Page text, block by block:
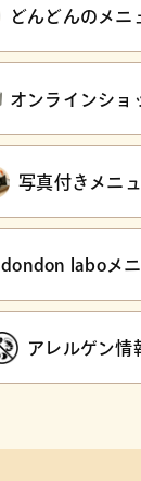
どんどんのメニ
オンラインショ
写真付きメニ
dondon laboメ
アレルゲン情